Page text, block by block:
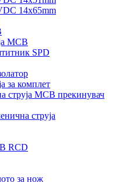
14x65mm
MCB
SPD
за комплет
струја MCB прекинувач
струја
RCD
за нож